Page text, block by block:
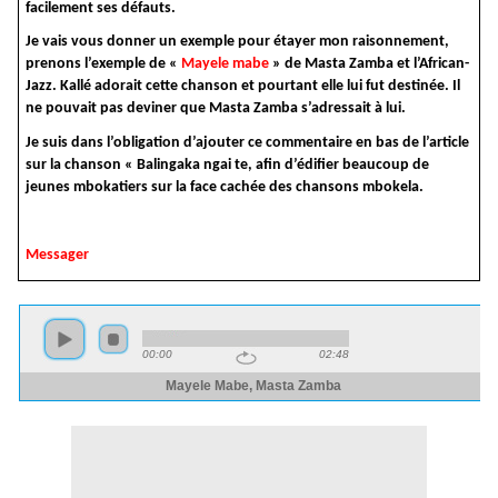
facilement ses défauts.
Je vais vous donner un exemple pour étayer mon raisonnement,
prenons l’exemple de « Mayele mabe » de Masta Zamba et l’African-
Jazz. Kallé adorait cette chanson et pourtant elle lui fut destinée. Il
ne pouvait pas deviner que Masta Zamba s’adressait à lui.
Je suis dans l’obligation d’ajouter ce commentaire en bas de l’article
sur la chanson « Balingaka ngai te, afin d’édifier beaucoup de
jeunes mbokatiers sur la face cachée des chansons mbokela.
Messager